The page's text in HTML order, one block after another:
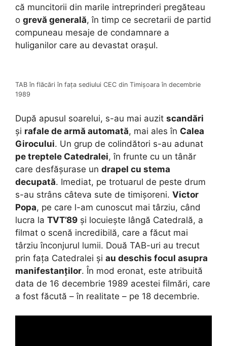
că muncitorii din marile intreprinderi pregăteau
o grevă generală, în timp ce secretarii de partid
compuneau mesaje de condamnare a
huliganilor care au devastat orașul.
TAB în flăcări în fața sediului CEC din Timișoara în decembrie
1989
După apusul soarelui, s-au mai auzit scandări
și rafale de armă automată, mai ales în Calea
Girocului. Un grup de colindători s-au adunat
pe treptele Catedralei, în frunte cu un tânăr
care desfășurase un drapel cu stema
decupată. Imediat, pe trotuarul de peste drum
s-au strâns câteva sute de timișoreni. Victor
Popa, pe care l-am cunoscut mai târziu, când
lucra la TVT’89 și locuiește lângă Catedrală, a
filmat o scenă incredibilă, care a făcut mai
târziu înconjurul lumii. Două TAB-uri au trecut
prin fața Catedralei și au deschis focul asupra
manifestanților. În mod eronat, este atribuită
data de 16 decembrie 1989 acestei filmări, care
a fost făcută – în realitate – pe 18 decembrie.